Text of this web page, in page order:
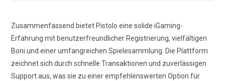
Zusammenfassend bietet Pistolo eine solide iGaming-
Erfahrung mit benutzerfreundlicher Registrierung, vielfältigen
Boni und einer umfangreichen Spielesammlung. Die Plattform
zeichnet sich durch schnelle Transaktionen und zuverlässigen
Support aus, was sie zu einer empfehlenswerten Option für